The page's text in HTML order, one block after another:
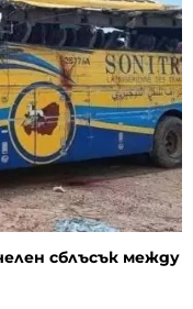
сблъсък между